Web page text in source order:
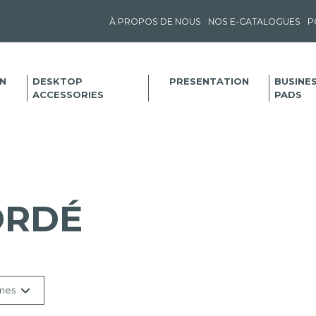
À PROPOS DE NOUS NOS E-CATALOGUES
DESKTOP
ACCESSORIES
PRESENTATION
PADS